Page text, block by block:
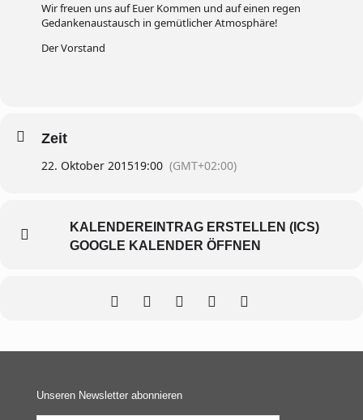
Wir freuen uns auf Euer Kommen und auf einen regen
Gedankenaustausch in gemütlicher Atmosphäre!
Der Vorstand
Zeit
22. Oktober 201519:00 (GMT+02:00)
KALENDEREINTRAG ERSTELLEN (ICS)
GOOGLE KALENDER ÖFFNEN
Unseren Newsletter abonnieren